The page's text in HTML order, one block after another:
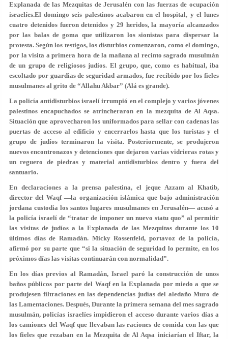
Explanada de las Mezquitas de Jerusalén con las fuerzas de ocupación
israelíes.El domingo seis palestinos acabaron en el hospital, y el lunes
cuatro detenidos fueron detenidos y 29 heridos, la mayoría alcanzados
por las balas de goma que utilizaron los sionistas para dispersar la
protesta. Según los testigos, los disturbios comenzaron, como el domingo,
por la visita a primera hora de la mañana al recinto sagrado musulmán
de un grupo de religiosos judíos. El grupo, que, como es habitual, iba
escoltado por guardias de seguridad armados, fue recibido por los fieles
musulmanes al grito de “Allahu Akbar” (Alá es grande).
La policía antidisturbios israelí irrumpió en el complejo y varios jóvenes
palestinos encapuchados se atrincheraron en la mezquita de Al Aqsa.
Situación que aprovecharon los uniformados para sellar con cadenas las
puertas de acceso al edificio y encerrarlos hasta que los turistas y el
grupo de judíos terminaron la visita. Posteriormente, se produjeron
nuevos encontronazos y detenciones que dejaron varias vidrieras rotas y
un reguero de piedras y material antidisturbios dentro y fuera del
santuario.
En declaraciones a la prensa palestina, el jeque Azzam al Khatib,
director del Waqf —la organización islámica que bajo administración
jordana custodia los santos lugares musulmanes en Jerusalén— acusó a
la policía israelí de “tratar de imponer un nuevo statu quo” al permitir
las visitas de judíos a la Explanada de las Mezquitas durante los 10
últimos días de Ramadán. Micky Rossenfeld, portavoz de la policía,
afirmó por su parte que “si la situación de seguridad lo permite, en los
próximos días las visitas continuarán con normalidad”.
En los días previos al Ramadán, Israel paró la construcción de unos
baños públicos por parte del Waqf en la Explanada por miedo a que se
produjesen filtraciones en las dependencias judías del aledaño Muro de
las Lamentaciones. Después, Durante la primera semana del mes sagrado
musulmán, policías israelíes impidieron el acceso durante varios días a
los camiones del Waqf que llevaban las raciones de comida con las que
los fieles que rezaban en la Mezquita de Al Aqsa iniciarían el Iftar, la